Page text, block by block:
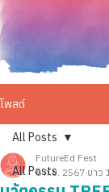
โพสต์
All Posts
All Posts
FutureEd Fest
6 ก.ย. 2567 ยาว